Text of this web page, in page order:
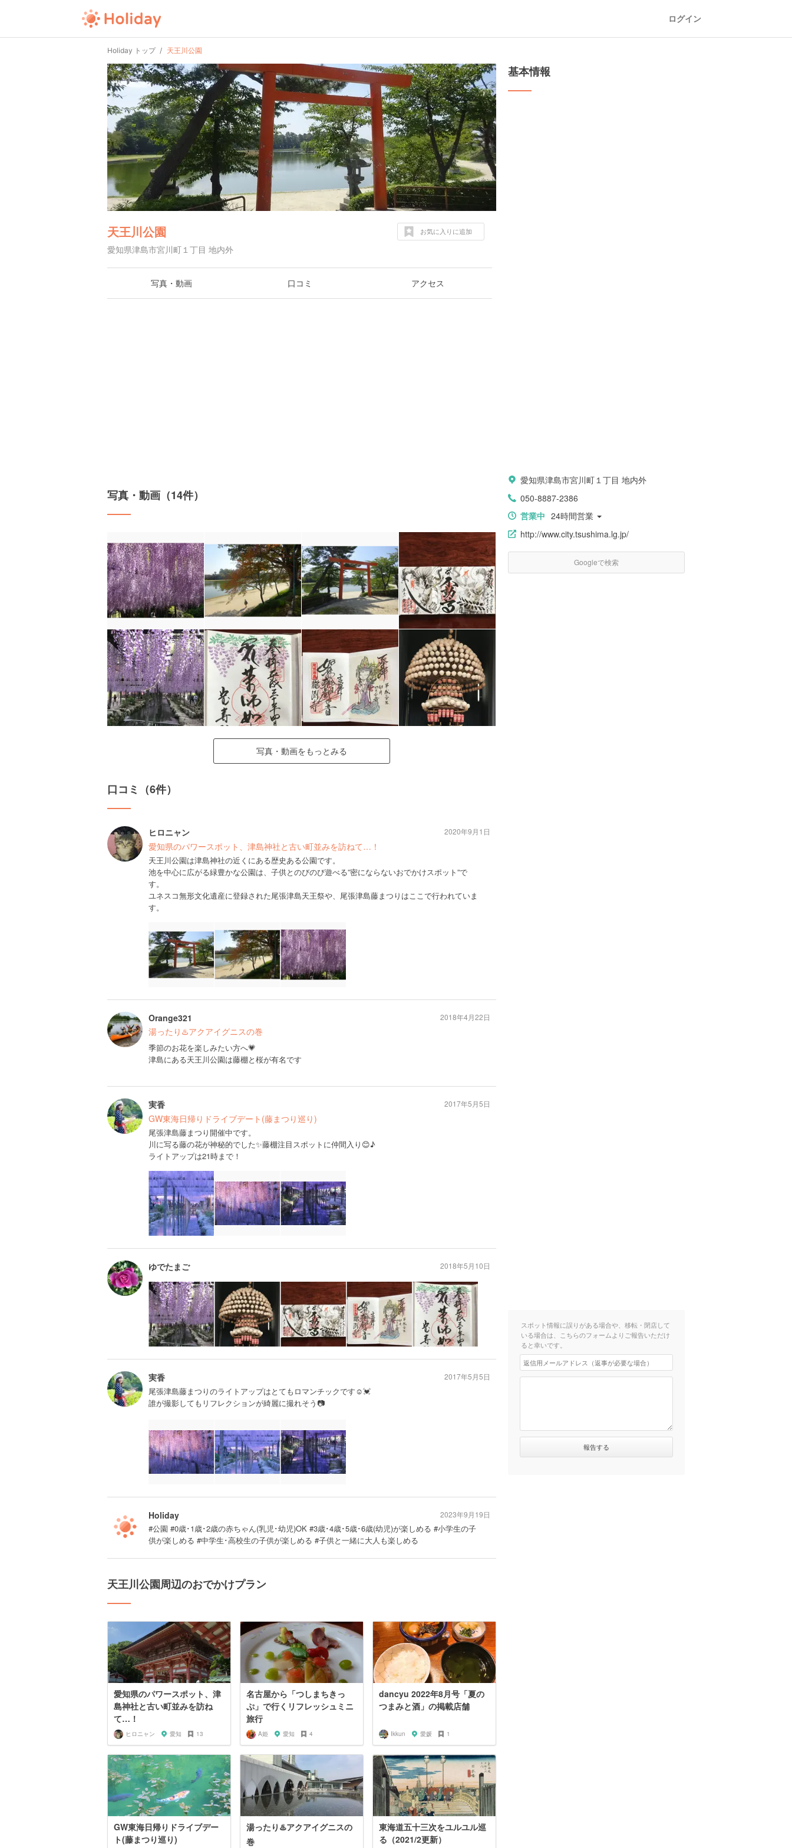
ログイン
Holiday トップ 天王川公園
天王川公園
愛知県津島市宮川町１丁目 地内外
お気に入りに追加
写真・動画 口コミ アクセス
写真・動画（14件）
写真・動画をもっとみる
口コミ（6件）
ヒロニャン
愛知県のパワースポット、津島神社と古い町並みを訪ねて…！
天王川公園は津島神社の近くにある歴史ある公園です。
池を中心に広がる緑豊かな公園は、子供とのびのび遊べる”密にならないおでかけスポット”で
す。
ユネスコ無形文化遺産に登録された尾張津島天王祭や、尾張津島藤まつりはここで行われていま
す。
2020年9月1日
Orange321
湯ったり♨️アクアイグニスの巻
季節のお花を楽しみたい方へ💗
津島にある天王川公園は藤棚と桜が有名です
2018年4月22日
実香
GW東海日帰りドライブデート(藤まつり巡り)
尾張津島藤まつり開催中です。
川に写る藤の花が神秘的でした✨藤棚注目スポットに仲間入り😊♪
ライトアップは21時まで！
2017年5月5日
ゆでたまご 2018年5月10日
実香
尾張津島藤まつりのライトアップはとてもロマンチックです☺️💓
誰が撮影してもリフレクションが綺麗に撮れそう📷
2017年5月5日
Holiday
#公園 #0歳･1歳･2歳の赤ちゃん(乳児･幼児)OK #3歳･4歳･5歳･6歳(幼児)が楽しめる #小学生の子
供が楽しめる #中学生･高校生の子供が楽しめる #子供と一緒に大人も楽しめる
2023年9月19日
天王川公園周辺のおでかけプラン
愛知県のパワースポット、津
島神社と古い町並みを訪ね
て…！
ヒロニャン 愛知 13
名古屋から「つしまちきっ
ぷ」で行くリフレッシュミニ
旅行
A姫 愛知 4
dancyu 2022年8月号「夏の
つまみと酒」の掲載店舗
Ikkun 愛媛 1
GW東海日帰りドライブデー
ト(藤まつり巡り)
湯ったり♨️アクアイグニスの
巻
東海道五十三次をユルユル巡
る（2021/2更新）
基本情報
愛知県津島市宮川町１丁目 地内外
050-8887-2386
営業中 24時間営業
http://www.city.tsushima.lg.jp/
Googleで検索
スポット情報に誤りがある場合や、移転・閉店して
いる場合は、こちらのフォームよりご報告いただけ
ると幸いです。